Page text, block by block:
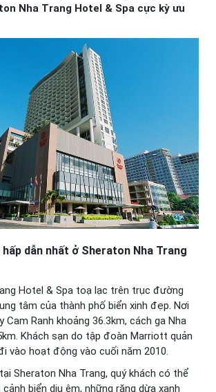
Nha Trang Hotel & Spa cực kỳ ưu
dẫn nhất ở Sheraton Nha Trang
Hotel & Spa toạ lạc trên trục đường
tâm của thành phố biển xinh đẹp. Nơi
Cam Ranh khoảng 36.3km, cách ga Nha
Khách sạn do tập đoàn Marriott quản
vào hoạt động vào cuối năm 2010.
Sheraton Nha Trang, quý khách có thể
biển dịu êm, những rặng dừa xanh